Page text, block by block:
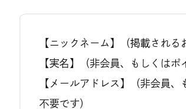
【ニックネーム】（掲載される
【実名】（非会員、もしくは
【メールアドレス】（非会員
不要です）